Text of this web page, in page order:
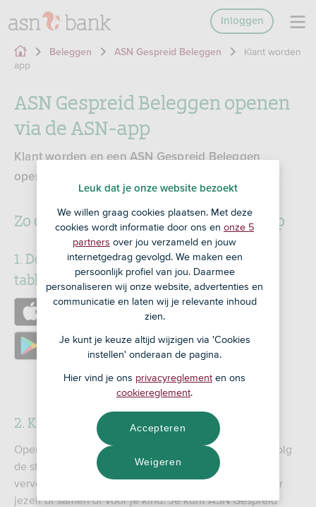
Inloggen
Beleggen ASN Gespreid Beleggen
Klant worden
app
ASN Gespreid Beleggen openen
via de ASN-app
Klant worden en een ASN Gespreid Beleggen
openen doe je het snelst via de ASN-app.
Zo open je een rekening via de ASN-app
1. Download de ASN-app voor je telefoon of
tablet
https://apps.apple.com/nl/app/id1585770794
https://play.google.com/store/apps/details?
id=nl.devolksbank.asn.bankieren
2. Kies het product dat je wilt openen
Open de ASN-app en kies voor product toevoegen. Volg
de stappen en kies bij producten voor "beleggen" en
vervolgens voor wie je een rekening wilt openen: voor
jezelf of samen of voor je kind. Je kunt ASN Gespreid
Leuk dat je onze website bezoekt
We willen graag cookies plaatsen. Met deze
cookies wordt informatie door ons en onze 5
partners over jou verzameld en jouw
internetgedrag gevolgd. We maken een
persoonlijk profiel van jou. Daarmee
personaliseren wij onze website, advertenties en
communicatie en laten wij je relevante inhoud
zien.
Je kunt je keuze altijd wijzigen via 'Cookies
instellen' onderaan de pagina.
Hier vind je ons privacyreglement en ons
cookiereglement.
Weigeren
Accepteren